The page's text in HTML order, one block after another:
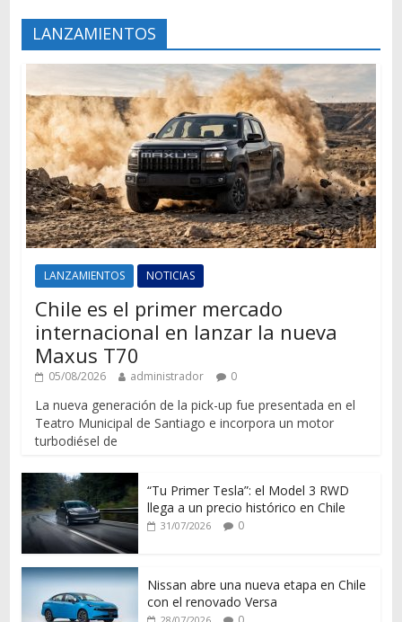
LANZAMIENTOS
LANZAMIENTOS NOTICIAS
Chile es el primer mercado
internacional en lanzar la nueva
Maxus T70
05/08/2026 administrador 0
La nueva generación de la pick-up fue presentada en el
Teatro Municipal de Santiago e incorpora un motor
turbodiésel de
“Tu Primer Tesla”: el Model 3 RWD
llega a un precio histórico en Chile
31/07/2026 0
Nissan abre una nueva etapa en Chile
con el renovado Versa